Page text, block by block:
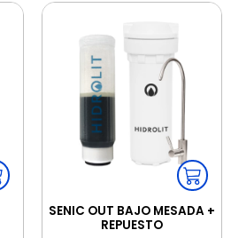
SENIC OUT BAJO MESADA +
REPUESTO